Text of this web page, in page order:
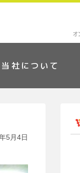
当社について
5月4日